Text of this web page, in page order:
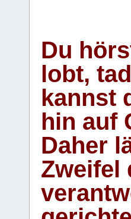
Du
lobt,
kannst
hin auf
Daher
Zweifel